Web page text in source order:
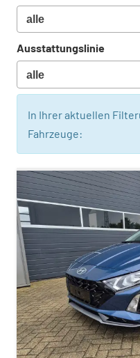
Ausstattungslinie
In Ihrer aktuellen
Fahrzeuge: